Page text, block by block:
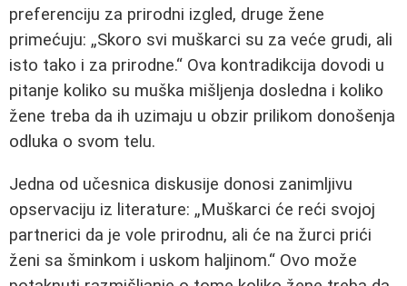
preferenciju za prirodni izgled, druge žene
primećuju:
Skoro svi muškarci su za veće grudi, ali
isto tako i za prirodne. Ova kontradikcija dovodi u
pitanje koliko su muška mišljenja dosledna i koliko
žene treba da ih uzimaju u obzir prilikom donošenja
odluka o svom telu.
Jedna od učesnica diskusije donosi zanimljivu
opservaciju iz literature:
Muškarci će reći svojoj
partnerici da je vole prirodnu, ali će na žurci prići
ženi sa šminkom i uskom haljinom. Ovo može